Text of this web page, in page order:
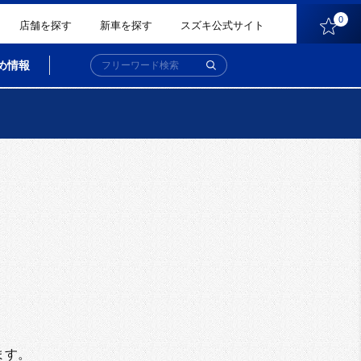
店舗を探す 新車を探す スズキ公式サイト 0
情報
す。